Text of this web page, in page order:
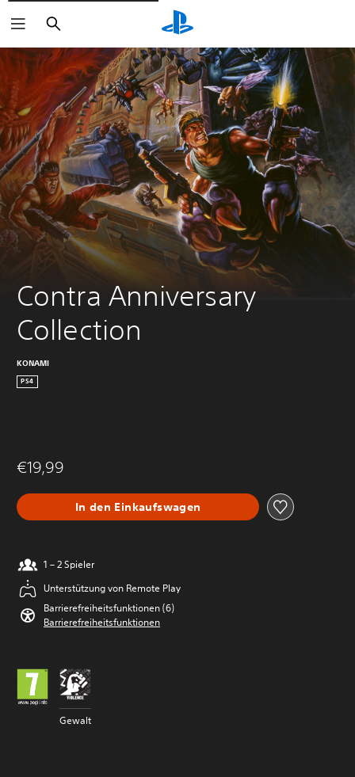
Suchen
Contra Anniversary
Collection
KONAMI
PS4
€19,99
In den Einkaufswagen
1 – 2 Spieler
Unterstützung von Remote Play
Barrierefreiheitsfunktionen (6)
Barrierefreiheitsfunktionen
Gewalt